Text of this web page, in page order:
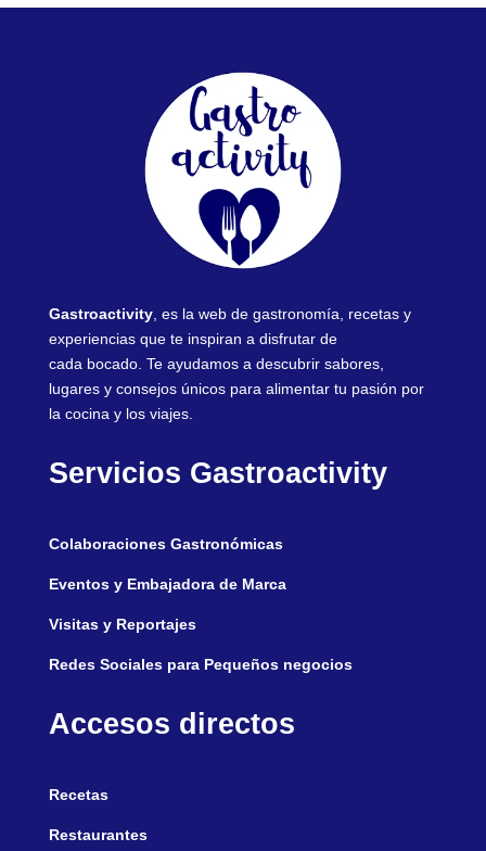
Gastroactivity, es la web de gastronomía, recetas y
experiencias que te inspiran a disfrutar de
cada bocado. Te ayudamos a descubrir sabores,
lugares y consejos únicos para alimentar tu pasión por
la cocina y los viajes.
Servicios Gastroactivity
Colaboraciones Gastronómicas
Eventos y Embajadora de Marca
Visitas y Reportajes
Redes Sociales para Pequeños negocios
Accesos directos
Recetas
Restaurantes